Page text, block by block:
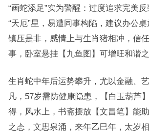
“画蛇添足”实为警醒：过度追求完美
“天厄”星，易遭同事构陷，建议办公桌
镇压是非，感情上与生肖猪相冲，信
事，卧室悬挂【九鱼图】可增旺和谐之
生肖蛇中年后运势攀升，尤以金融、
凡，57岁需防健康隐患，【白玉葫芦
得，风水上，书斋摆放【文昌笔】能
之态，文思泉涌，来年乙巳年，太岁